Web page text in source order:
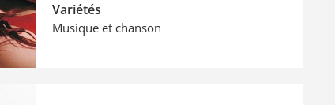
Variétés
Musique et chanson